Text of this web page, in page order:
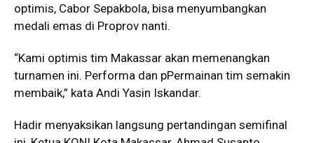
optimis, Cabor Sepakbola, bisa menyumbangkan
medali emas di Proprov nanti.
“Kami optimis tim Makassar akan memenangkan
turnamen ini. Performa dan pPermainan tim semakin
membaik,” kata Andi Yasin Iskandar.
Hadir menyaksikan langsung pertandingan semifinal